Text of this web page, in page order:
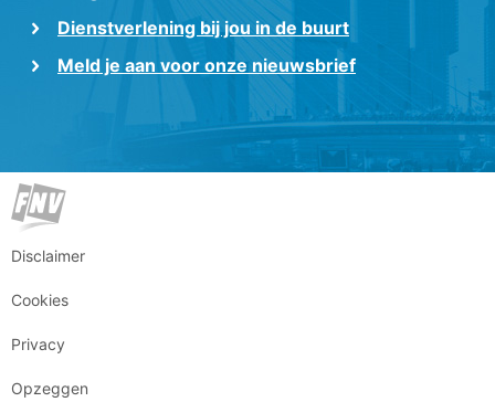
Dienstverlening bij jou in de buurt
Meld je aan voor onze nieuwsbrief
Disclaimer
Cookies
Privacy
Opzeggen